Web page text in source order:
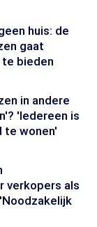
huis: de
gaat
bieden
in andere
'Iedereen is
te wonen'
verkopers als